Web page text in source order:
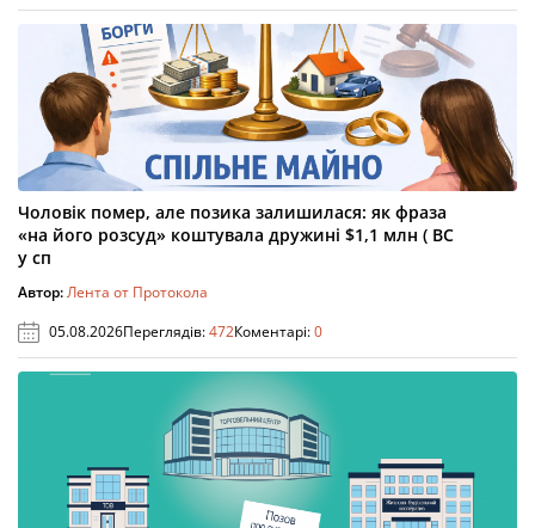
Чоловік помер, але позика залишилася: як фраза
«на його розсуд» коштувала дружині $1,1 млн ( ВС
у сп
Автор:Лента от Протокола
05.08.2026Переглядів:472Коментарі:0